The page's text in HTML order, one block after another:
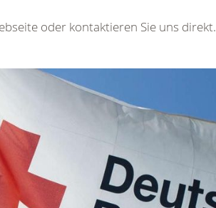
oder kontaktieren Sie uns direkt.